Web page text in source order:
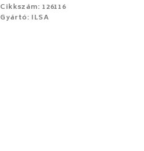
Cikkszám: 126116
Gyártó: ILSA